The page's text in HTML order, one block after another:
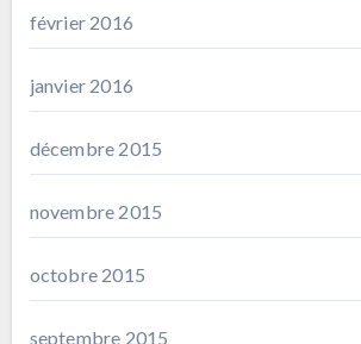
février 2016
janvier 2016
décembre 2015
novembre 2015
octobre 2015
septembre 2015